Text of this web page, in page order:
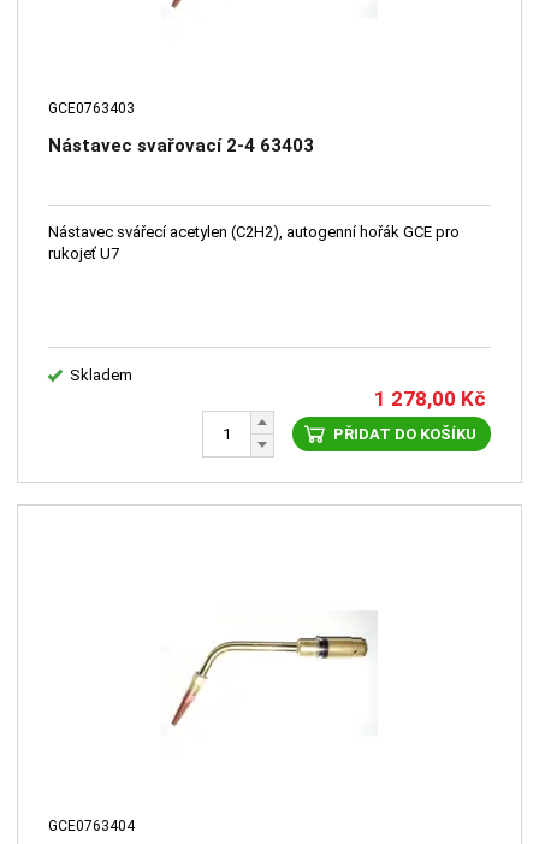
GCE0763403
Nástavec svařovací 2-4 63403
Nástavec svářecí acetylen (C2H2), autogenní hořák GCE pro
rukojeť U7
Skladem
1 278,00 Kč
PŘIDAT DO KOŠÍKU
GCE0763404